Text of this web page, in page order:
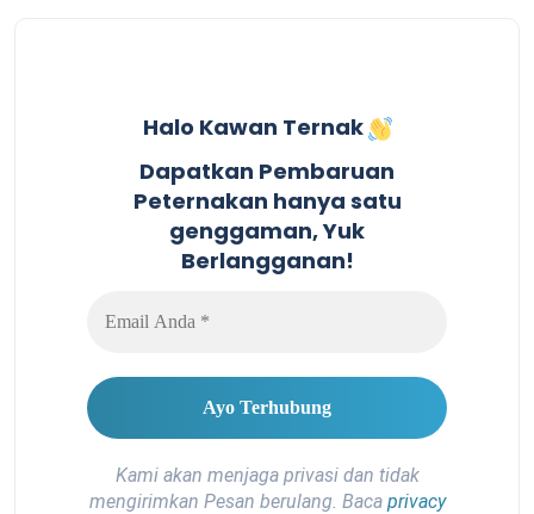
Halo Kawan Ternak
Dapatkan Pembaruan
Peternakan hanya satu
genggaman, Yuk
Berlangganan!
Kami akan menjaga privasi dan tidak
mengirimkan Pesan berulang. Baca privacy